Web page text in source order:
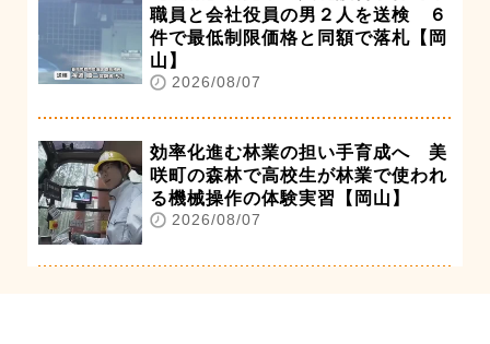
職員と会社役員の男２人を送検 ６
件で最低制限価格と同額で落札【岡
山】
2026/08/07
効率化進む林業の担い手育成へ 美
咲町の森林で高校生が林業で使われ
る機械操作の体験実習【岡山】
2026/08/07